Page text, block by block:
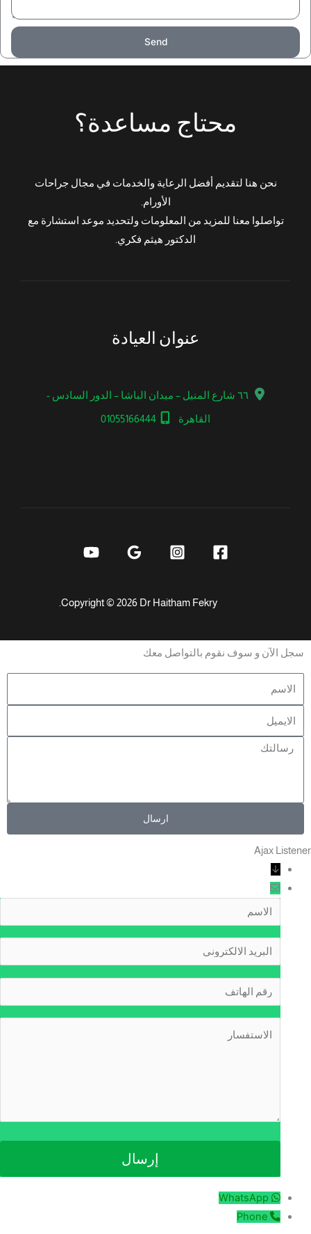
Send
محتاج مساعدة؟
نحن هنا لتقديم أفضل الرعاية والخدمات في مجال جراحات
الأورام.
تواصلوا معنا للمزيد من المعلومات ولتحديد موعد استشارة مع
الدكتور هيثم فكري.
عنوان العيادة
٦٦ شارع المنيل – ميدان الباشا – الدور السادس -
القاهرة 01055166444
Copyright © 2026 Dr Haitham Fekry.
سجل الآن و سوف نقوم بالتواصل معك
ارسال
Ajax Listener
↓
WhatsApp
Phone